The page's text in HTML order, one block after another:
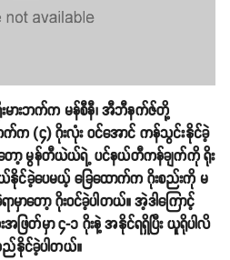
မားဘက်က မန်စီနီ၊ အီဘီနက်ဇ်တို့
က (၄) ဂိုးလုံး ဝင်အောင် ကန်သွင်းနိုင်ခဲ့
ော့ မွန်တီယဲယ်ရဲ့ ပင်နယ်တီကန်ချက်ကို ရိုး
နိုင်ခဲ့ပေမယ့် ခြေထောက်က ဂိုးစည်းကို မ
ာမှာတော့ ဂိုးဝင်ခဲ့ပါတယ်။ အဲ့ဒါကြောင့်
တ်မှာ ၄-၁ ဂိုးနဲ့ အနိုင်ရရှိပြီး ယူရိုပါလိ
နိုင်ခဲ့ပါတယ်။